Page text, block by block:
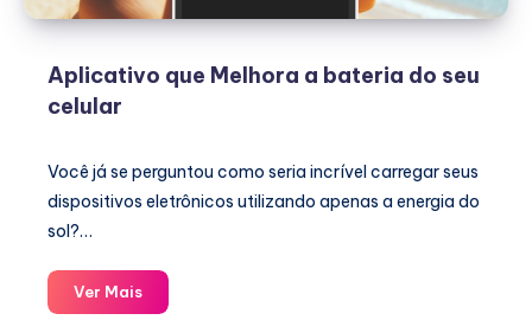
Aplicativo que Melhora a bateria do seu
celular
Você já se perguntou como seria incrível carregar seus
dispositivos eletrônicos utilizando apenas a energia do
sol?…
Ver MaisAplicativo